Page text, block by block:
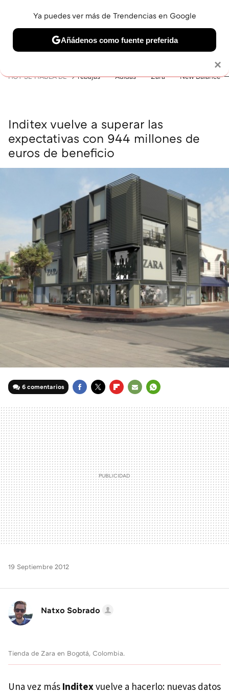
BELLEZA SHOPPING VIAJES GASTRO SNEAKERS
HOY SE HABLA DE rebajas Adidas Zara New Balance
Inditex vuelve a superar las
expectativas con 944 millones de
euros de beneficio
6 comentarios
MAIL
19 Septiembre 2012
Natxo Sobrado
Tienda de Zara en Bogotá, Colombia.
Una vez más Inditexvuelve a hacerlo: nuevas datos
×
Ya puedes ver más de Trendencias en Google
Añádenos como fuente preferida